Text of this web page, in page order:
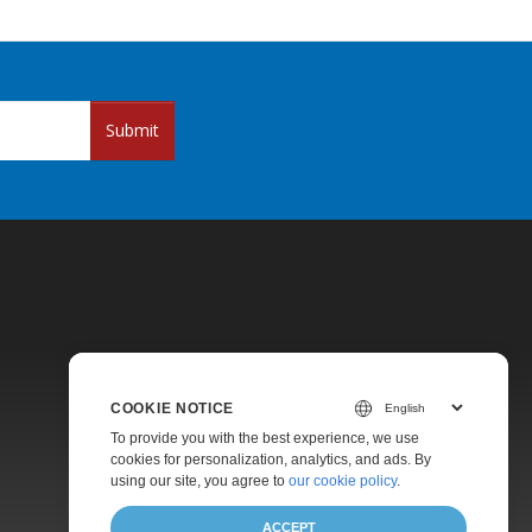
Submit
Pricing
Paid Support
About
COOKIE NOTICE
To provide you with the best experience, we use
cookies for personalization, analytics, and ads. By
using our site, you agree to our cookie policy.
ACCEPT